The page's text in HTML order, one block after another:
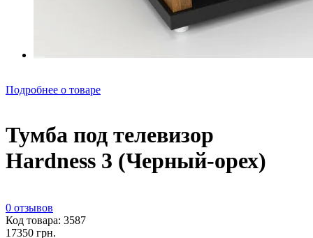
Подробнее о товаре
Тумба под телевизор
Hardness 3 (Черный-орех)
0 отзывов
Код товара: 3587
17350 грн.